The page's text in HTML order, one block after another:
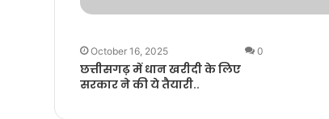
October 16, 2025 0
छत्तीसगढ़ में धान खरीदी के लिए
सरकार ने की ये तैयारी..